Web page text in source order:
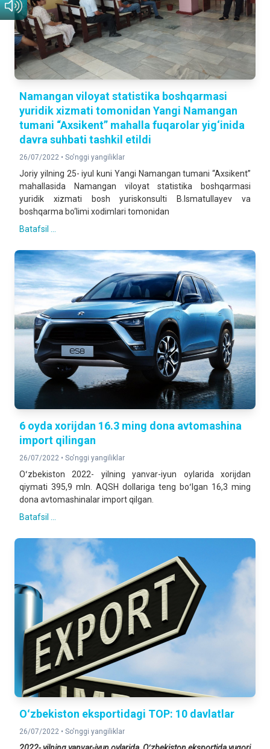
Namangan viloyat statistika boshqarmasi
yuridik xizmati tomonidan Yangi Namangan
tumani “Axsikent” mahalla fuqarolar yig‘inida
davra suhbati tashkil etildi
26/07/2022 • So'nggi yangiliklar
Joriy yilning 25- iyul kuni Yangi Namangan tumani “Axsikent”
mahallasida Namangan viloyat statistika boshqarmasi
yuridik xizmati bosh yuriskonsulti B.Ismatullayev va
boshqarma bo‘limi xodimlari tomonidan
Batafsil ...
6 oyda xorijdan 16.3 ming dona avtomashina
import qilingan
26/07/2022 • So'nggi yangiliklar
Oʻzbekiston 2022- yilning yanvar-iyun oylarida xorijdan
qiymati 395,9 mln. AQSH dollariga teng boʻlgan 16,3 ming
dona avtomashinalar import qilgan.
Batafsil ...
Oʻzbekiston eksportidagi TOP: 10 davlatlar
26/07/2022 • So'nggi yangiliklar